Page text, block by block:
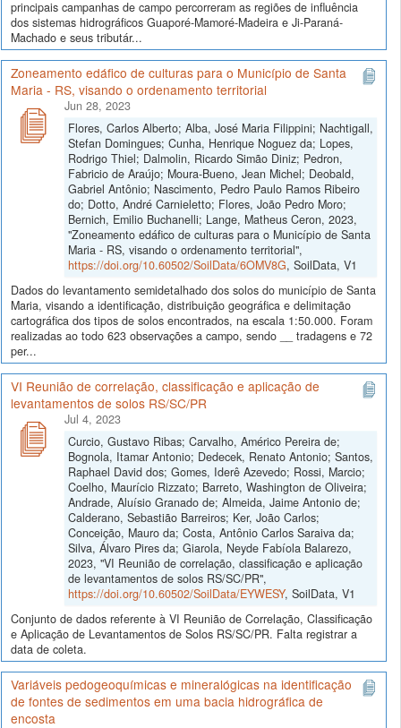
principais campanhas de campo percorreram as regiões de influência
dos sistemas hidrográficos Guaporé-Mamoré-Madeira e Ji-Paraná-
Machado e seus tributár...
Zoneamento edáfico de culturas para o Município de Santa
Maria - RS, visando o ordenamento territorial
Jun 28, 2023
Flores, Carlos Alberto; Alba, José Maria Filippini; Nachtigall,
Stefan Domingues; Cunha, Henrique Noguez da; Lopes,
Rodrigo Thiel; Dalmolin, Ricardo Simão Diniz; Pedron,
Fabricio de Araújo; Moura-Bueno, Jean Michel; Deobald,
Gabriel Antônio; Nascimento, Pedro Paulo Ramos Ribeiro
do; Dotto, André Carnieletto; Flores, João Pedro Moro;
Bernich, Emilio Buchanelli; Lange, Matheus Ceron, 2023,
"Zoneamento edáfico de culturas para o Município de Santa
Maria - RS, visando o ordenamento territorial",
https://doi.org/10.60502/SoilData/6OMV8G, SoilData, V1
Dados do levantamento semidetalhado dos solos do município de Santa
Maria, visando a identificação, distribuição geográfica e delimitação
cartográfica dos tipos de solos encontrados, na escala 1:50.000. Foram
realizadas ao todo 623 observações a campo, sendo __ tradagens e 72
per...
VI Reunião de correlação, classificação e aplicação de
levantamentos de solos RS/SC/PR
Jul 4, 2023
Curcio, Gustavo Ribas; Carvalho, Américo Pereira de;
Bognola, Itamar Antonio; Dedecek, Renato Antonio; Santos,
Raphael David dos; Gomes, Iderê Azevedo; Rossi, Marcio;
Coelho, Maurício Rizzato; Barreto, Washington de Oliveira;
Andrade, Aluísio Granado de; Almeida, Jaime Antonio de;
Calderano, Sebastião Barreiros; Ker, João Carlos;
Conceição, Mauro da; Costa, Antônio Carlos Saraiva da;
Silva, Álvaro Pires da; Giarola, Neyde Fabíola Balarezo,
2023, "VI Reunião de correlação, classificação e aplicação
de levantamentos de solos RS/SC/PR",
https://doi.org/10.60502/SoilData/EYWESY, SoilData, V1
Conjunto de dados referente à VI Reunião de Correlação, Classificação
e Aplicação de Levantamentos de Solos RS/SC/PR. Falta registrar a
data de coleta.
Variáveis pedogeoquímicas e mineralógicas na identificação
de fontes de sedimentos em uma bacia hidrográfica de
encosta